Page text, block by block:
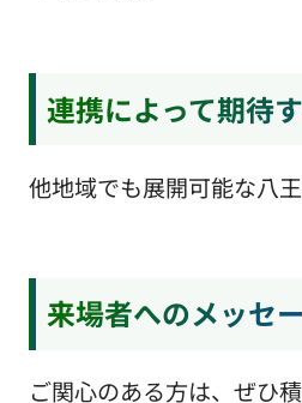
連携によって期待
他地域でも展開可能な八
来場者へのメッセ
ご関心のある方は、ぜひ